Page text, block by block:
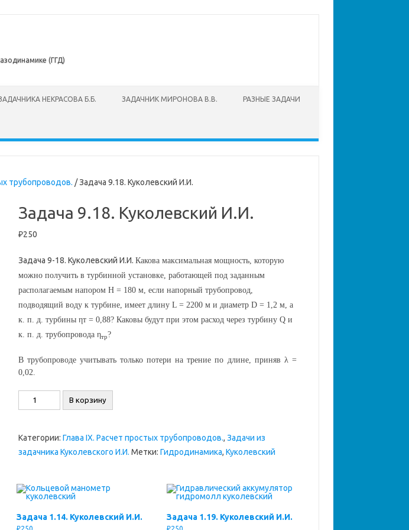
(ГГД)
НЕКРАСОВА Б.Б. ЗАДАЧНИК МИРОНОВА В.В. РАЗНЫЕ ЗАДАЧИ
трубопроводов. / Задача 9.18. Куколевский И.И.
Задача 9.18. Куколевский И.И.
₽250
Задача 9-18. Куколевский И.И.Какова максимальная мощность, которую
можно получить в турбинной установке, работающей под заданным
располагаемым напором H = 180 м, если напорный трубопровод,
подводящий воду к турбине, имеет длину L = 2200 м и диаметр D = 1,2 м, а
к. п. д. турбины ηт = 0,88? Каковы будут при этом расход через турбину Q и
к. п. д. трубопровода ηтр?
В трубопроводе учитывать только потери на трение по длине, приняв λ =
0,02.
Количество
товара
9.18.
Куколевский
В корзину
Категории:Глава IX. Расчет простых трубопроводов.,Задачи из
задачника Куколевского И.И. Метки:Гидродинамика,Куколевский
Задача 1.14. Куколевский И.И. Задача 1.19. Куколевский И.И.